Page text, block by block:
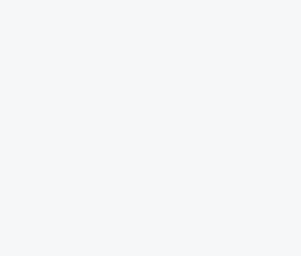
Activités
vous à